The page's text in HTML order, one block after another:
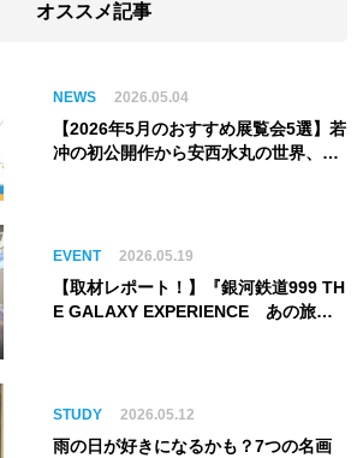
オススメ記事
NEWS 2026.05.04
【2026年5月のおすすめ展覧会5選】若
冲の初公開作から安西水丸の世界、そ
EVENT 2026.05.19
【取材レポート！】『銀河鉄道999 TH
E GALAXY EXPERIENCE あの旅
ム】
STUDY 2026.05.12
雨の日が好きになるかも？7つの名画